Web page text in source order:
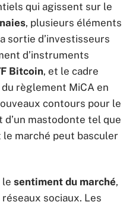
qui agissent sur le
, plusieurs éléments
sortie d’investisseurs
d’instruments
Bitcoin, et le cadre
règlement MiCA en
contours pour le
mastodonte tel que
marché peut basculer
le sentiment du marché,
sociaux. Les